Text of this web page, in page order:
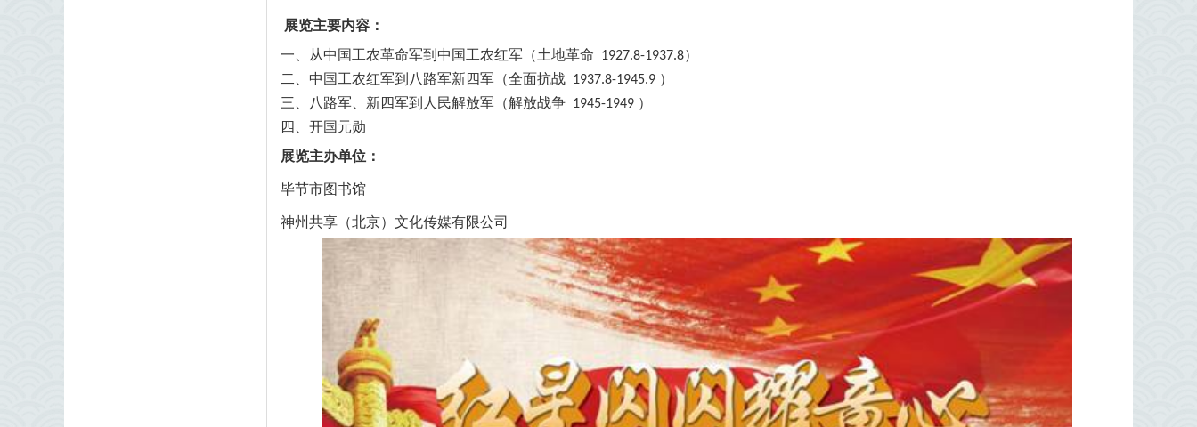
展览主要内容：
一、 从中国工农革命军到中国工农红军（土地革命 1927.8-1937.8）
二、 中国工农红军到八路军新四军（全面抗战 1937.8-1945.9 ）
三、 八路军、新四军到人民解放军（解放战争 1945-1949 ）
四、 开国元勋
展览主办单位：
毕节市图书馆
神州共享（北京）文化传媒有限公司